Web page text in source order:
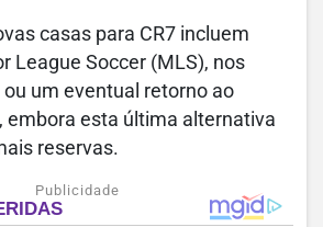
casas para CR7 incluem
League Soccer (MLS), nos
ou um eventual retorno ao
embora esta última alternativa
reservas.
Publicidade